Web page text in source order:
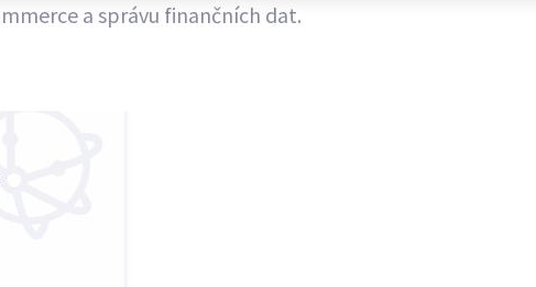
a správu finančních dat.